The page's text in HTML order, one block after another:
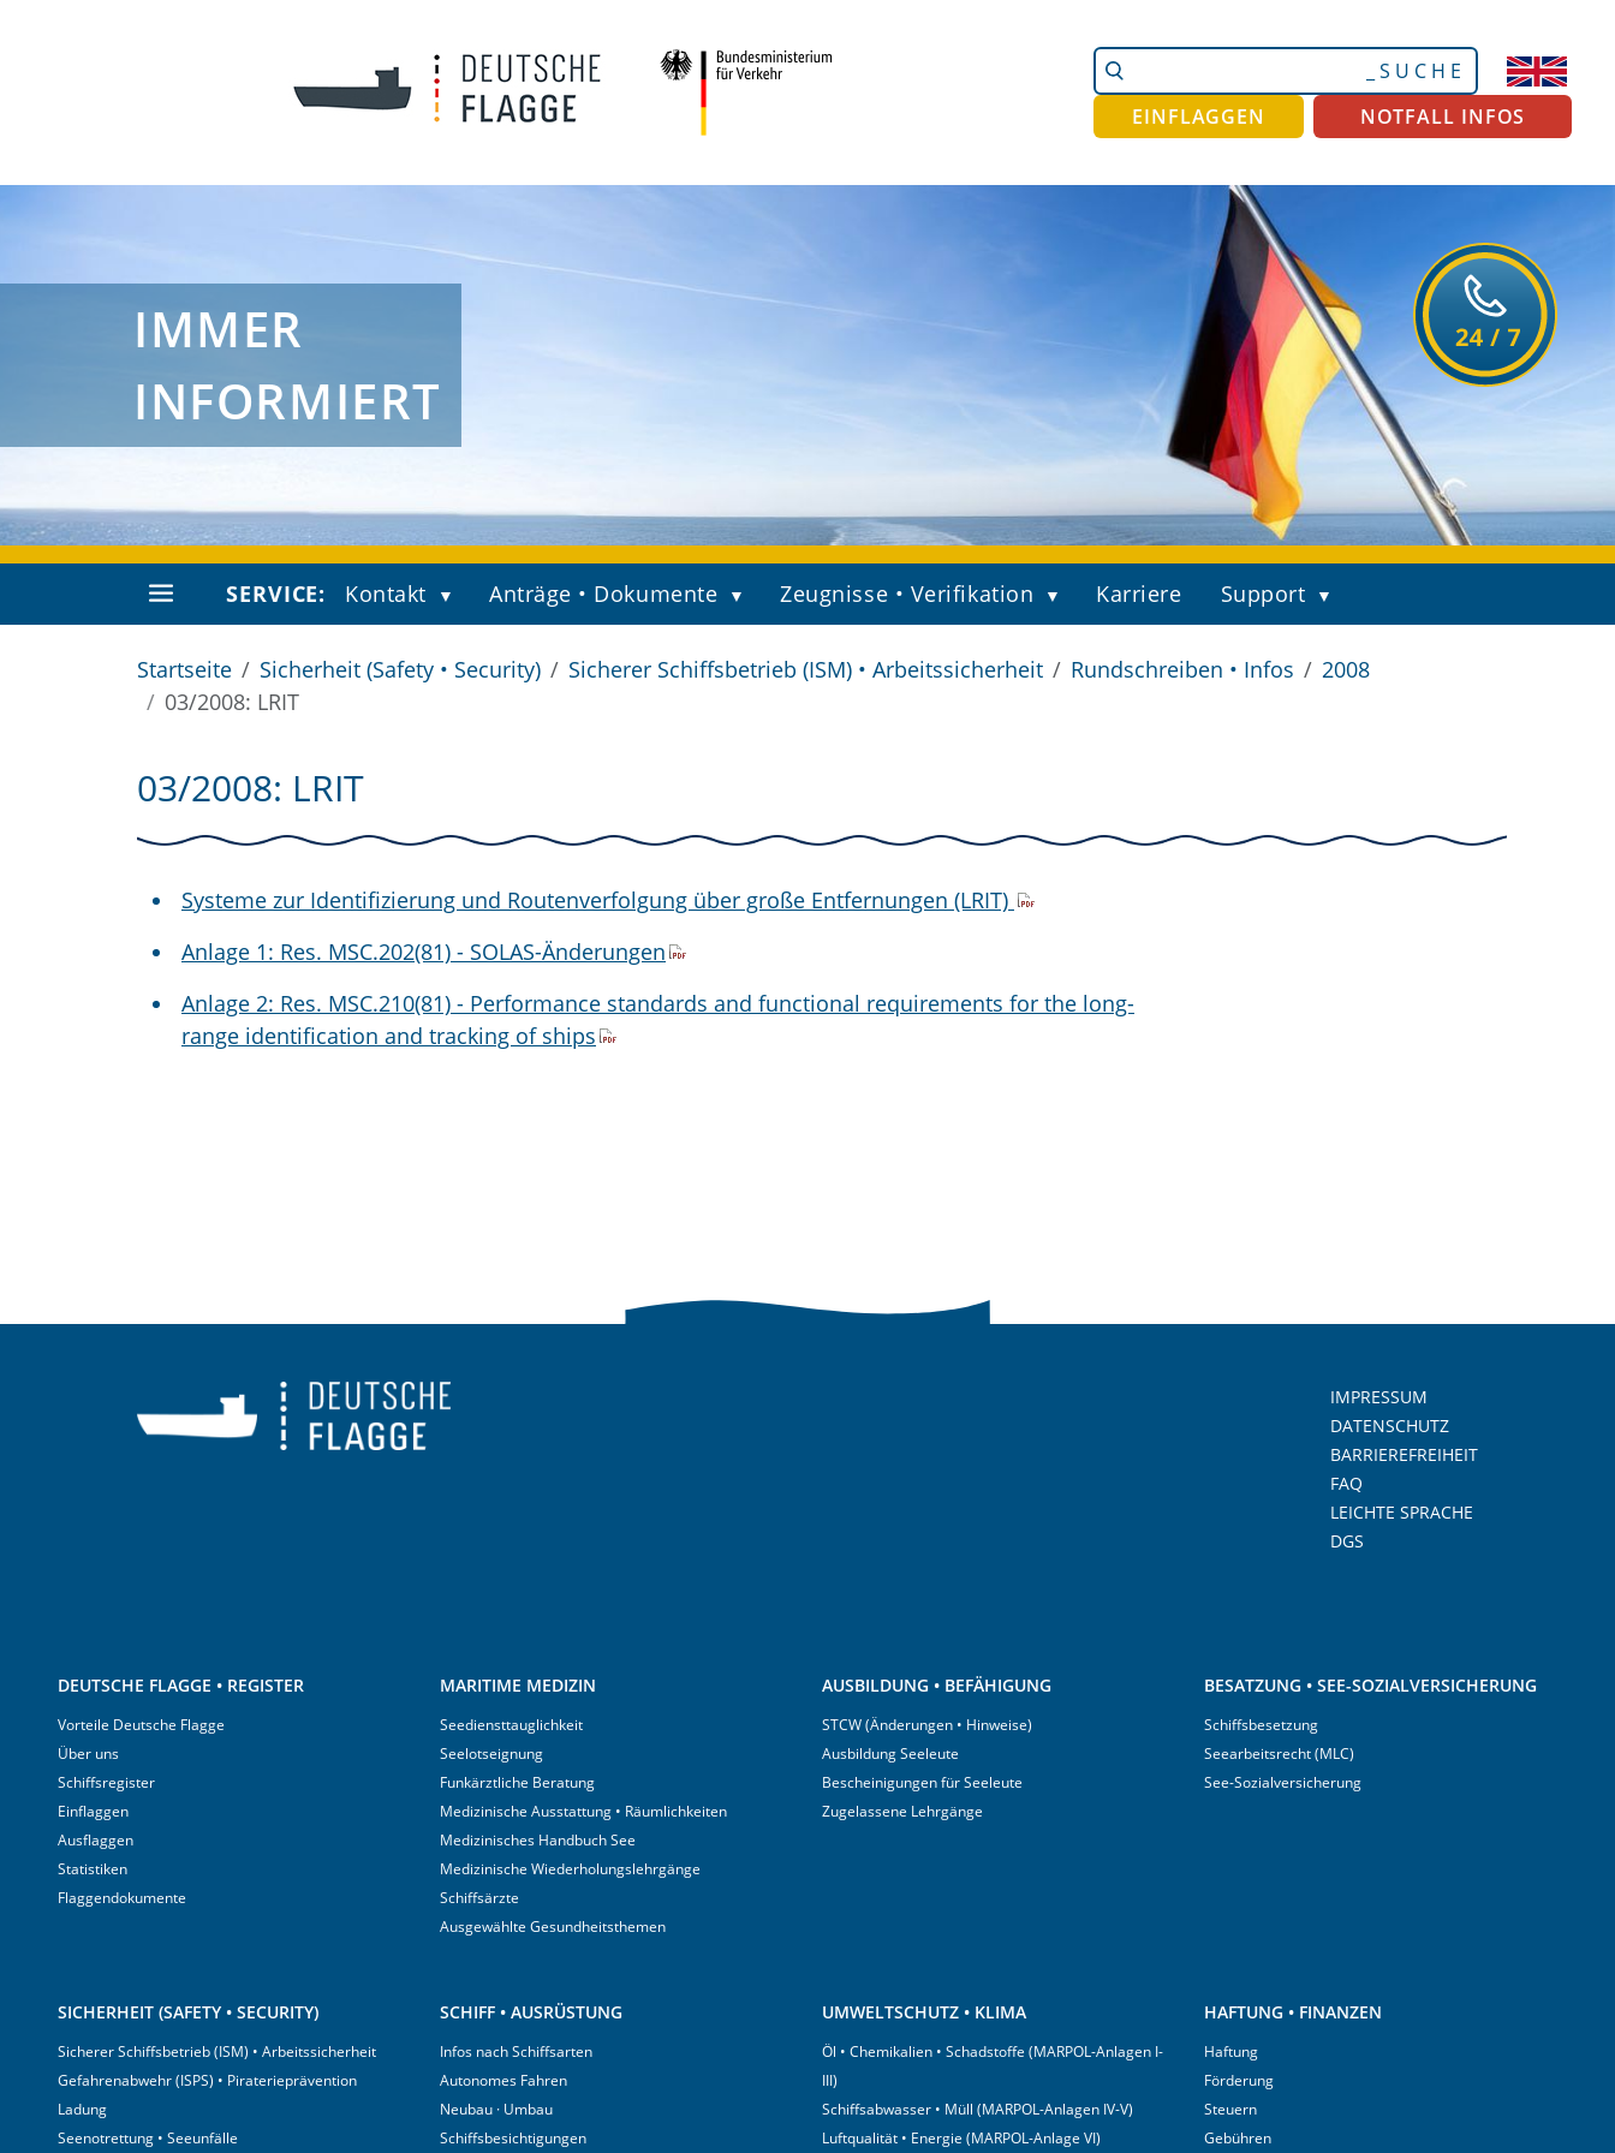
Website
durchsuchen
Erweiterte
Suche…
EINFLAGGEN
NOTFALL INFOS
IMMER
INFORMIERT
SERVICE: Kontakt Anträge • Dokumente Zeugnisse • Verifikation Karriere Support
Startseite Sicherheit (Safety • Security) Sicherer Schiffsbetrieb (ISM) • Arbeitssicherheit Rundschreiben • Infos
2008
03/2008: LRIT
03/2008: LRIT
Systeme zur Identifizierung und Routenverfolgung über große Entfernungen (LRIT)
Anlage 1: Res. MSC.202(81) - SOLAS-Änderungen
Anlage 2: Res. MSC.210(81) - Performance standards and functional requirements for the long-
range identification and tracking of ships
IMPRESSUM
DATENSCHUTZ
BARRIEREFREIHEIT
FAQ
LEICHTE SPRACHE
DGS
DEUTSCHE FLAGGE • REGISTER
Vorteile Deutsche Flagge
Über uns
Schiffsregister
Einflaggen
Ausflaggen
Statistiken
Flaggendokumente
MARITIME MEDIZIN
Seediensttauglichkeit
Seelotseignung
Funkärztliche Beratung
Medizinische Ausstattung • Räumlichkeiten
Medizinisches Handbuch See
Medizinische Wiederholungslehrgänge
Schiffsärzte
Ausgewählte Gesundheitsthemen
AUSBILDUNG • BEFÄHIGUNG
STCW (Änderungen • Hinweise)
Ausbildung Seeleute
Bescheinigungen für Seeleute
Zugelassene Lehrgänge
BESATZUNG • SEE-SOZIALVERSICHERUNG
Schiffsbesetzung
Seearbeitsrecht (MLC)
See-Sozialversicherung
SICHERHEIT (SAFETY • SECURITY)
Sicherer Schiffsbetrieb (ISM) • Arbeitssicherheit
Gefahrenabwehr (ISPS) • Piraterieprävention
Ladung
Seenotrettung • Seeunfälle
SCHIFF • AUSRÜSTUNG
Infos nach Schiffsarten
Autonomes Fahren
Neubau · Umbau
Schiffsbesichtigungen
UMWELTSCHUTZ • KLIMA
Öl • Chemikalien • Schadstoffe (MARPOL-Anlagen I-
III)
Schiffsabwasser • Müll (MARPOL-Anlagen IV-V)
Luftqualität • Energie (MARPOL-Anlage VI)
HAFTUNG • FINANZEN
Haftung
Förderung
Steuern
Gebühren